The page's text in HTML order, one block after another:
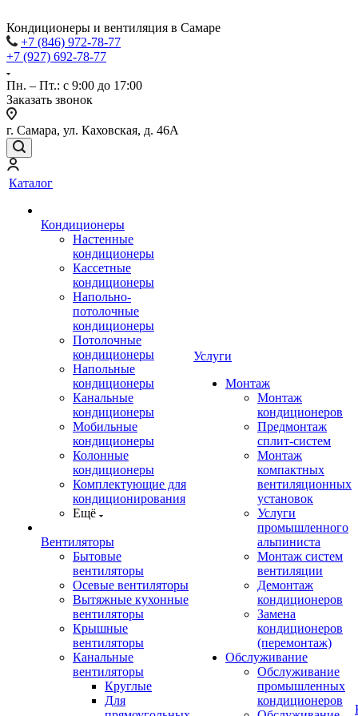
Кондиционеры и вентиляция в Самаре
+7 (846) 972-78-77
+7 (927) 692-78-77
Пн. – Пт.: с 9:00 до 17:00
Заказать звонок
г. Самара, ул. Каховская, д. 46А
Каталог
Кондиционеры
Настенные
кондиционеры
Кассетные
кондиционеры
Напольно-
потолочные
кондиционеры
Потолочные
кондиционеры
Напольные
кондиционеры
Канальные
кондиционеры
Мобильные
кондиционеры
Колонные
кондиционеры
Комплектующие для
кондиционирования
Ещё
Вентиляторы
Бытовые
вентиляторы
Осевые вентиляторы
Вытяжные кухонные
вентиляторы
Крышные
вентиляторы
Канальные
вентиляторы
Круглые
Для
Услуги
Монтаж
Монтаж
кондиционеров
Предмонтаж
сплит-систем
Монтаж
компактных
вентиляционных
установок
Услуги
промышленного
альпиниста
Монтаж систем
вентиляции
Демонтаж
кондиционеров
Замена
кондиционеров
(перемонтаж)
Обслуживание
Обслуживание
промышленных
кондиционеров